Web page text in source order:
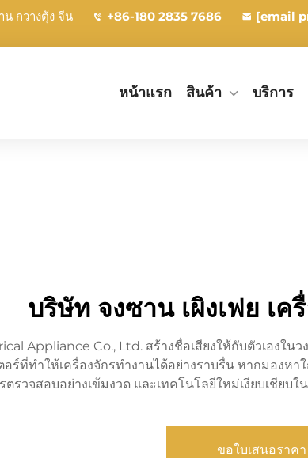
น กวางตุ้ง จีน +86-180 2835 7686 [email
หน้าแรก สินค้า บริการ
บริษัท จงซาน เผิงเฟย เค
Appliance Co., Ltd. สร้างชื่อเสียงให้กับตัวเองใน
ตอร์ที่ทำให้เครื่องจักรทำงานได้อย่างราบรื่น หากมอ
วจสอบอย่างเข้มงวด และเทคโนโลยีใหม่เงียบเชียบ
ขอใบเสนอราคา